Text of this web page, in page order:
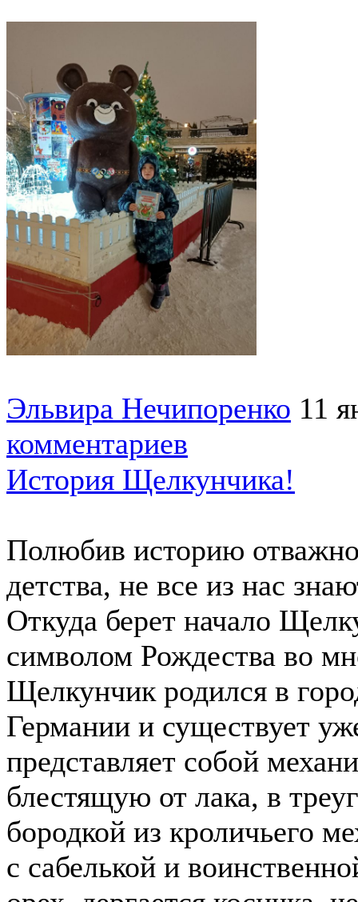
Эльвира Нечипоренко 11
комментариев
История Щелкунчика!
Полюбив историю
детства, не все из нас
Откуда берет начало
символом Рождества во
Щелкунчик родился в
Германии и существует
представляет собой
блестящую от лака, в
бородкой из кроличьего
с сабелькой и